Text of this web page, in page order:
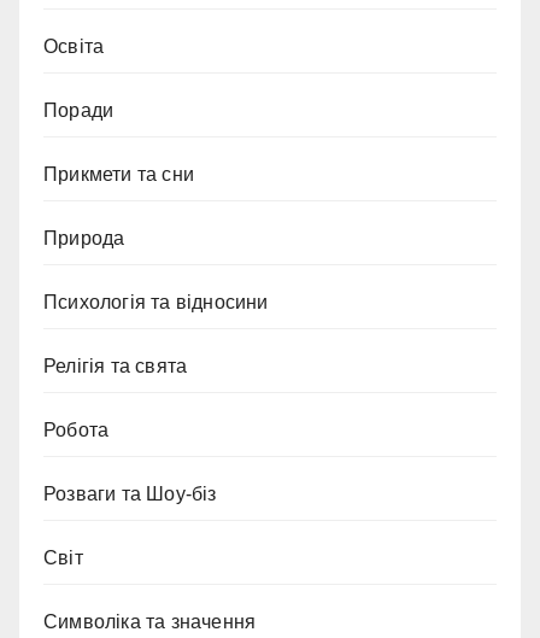
Освіта
Поради
Прикмети та сни
Природа
Психологія та відносини
Релігія та свята
Робота
Розваги та Шоу-біз
Світ
Символіка та значення